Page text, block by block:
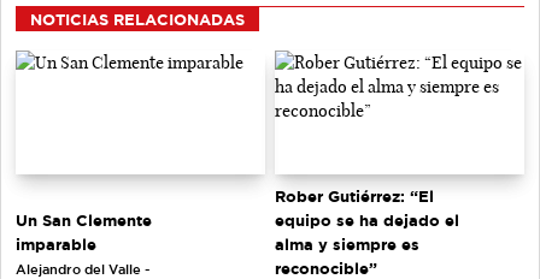
NOTICIAS RELACIONADAS
Un San Clemente
imparable
Alejandro del Valle -
Rober Gutiérrez: “El
equipo se ha dejado el
alma y siempre es
reconocible”